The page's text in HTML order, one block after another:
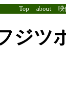
Top about 映
ジツ